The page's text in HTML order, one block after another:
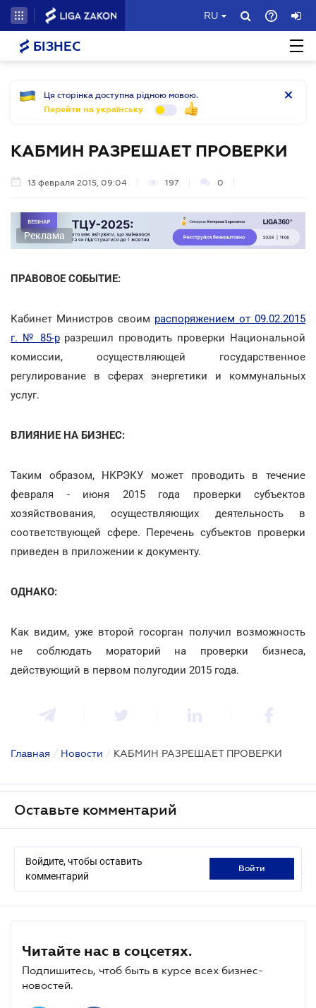
RU
БІЗНЕС
Ця сторінка доступна рідною мовою.
Перейти на українську
КАБМИН РАЗРЕШАЕТ ПРОВЕРКИ
13 февраля 2015, 09:04 197 0
Реклама
ПРАВОВОЕ СОБЫТИЕ:
Кабинет Министров своим распоряжением от 09.02.2015
г. № 85-рразрешил проводить проверки Национальной
комиссии, осуществляющей государственное
регулирование в сферах энергетики и коммунальных
услуг.
ВЛИЯНИЕ НА БИЗНЕС:
Таким образом, НКРЭКУ может проводить в течение
февраля - июня 2015 года проверки субъектов
хозяйствования, осуществляющих деятельность в
соответствующей сфере. Перечень субъектов проверки
приведен в приложении к документу.
ОДНАКО:
Как видим, уже второй госорган получил возможность
не соблюдать мораторий на проверки бизнеса,
действующий в первом полугодии 2015 года.
Главная / Новости / КАБМИН РАЗРЕШАЕТ ПРОВЕРКИ
Оставьте комментарий
Войдите, чтобы оставить
комментарий
войти
Читайте нас в соцсетях.
Подпишитесь, чтоб быть в курсе всех бизнес-
новостей.